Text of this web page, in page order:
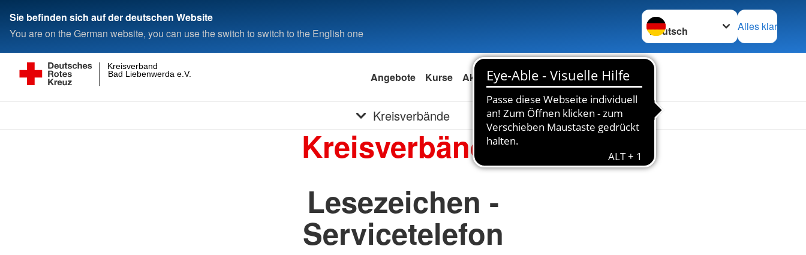
Sie befinden sich auf der deutschen Website
You are on the German website, you can use the switch to switch to the English one
Sprache wechseln zu
Alles klar
Bad Liebenwerda e.V.
Kreisverband
Angebote Kurse Aktuell Spenden Das DRK
Kreisverbände
Kreisverbände
Lesezeichen -
Servicetelefon